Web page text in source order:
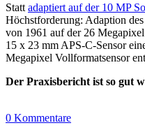
Statt adaptiert auf der 10 MP
Höchstforderung: Adaption
von 1961 auf der 26
15 x 23 mm APS-C-Sensor
Megapixel Vollformatsensor
Der Praxisbericht ist so gut
0 Kommentare